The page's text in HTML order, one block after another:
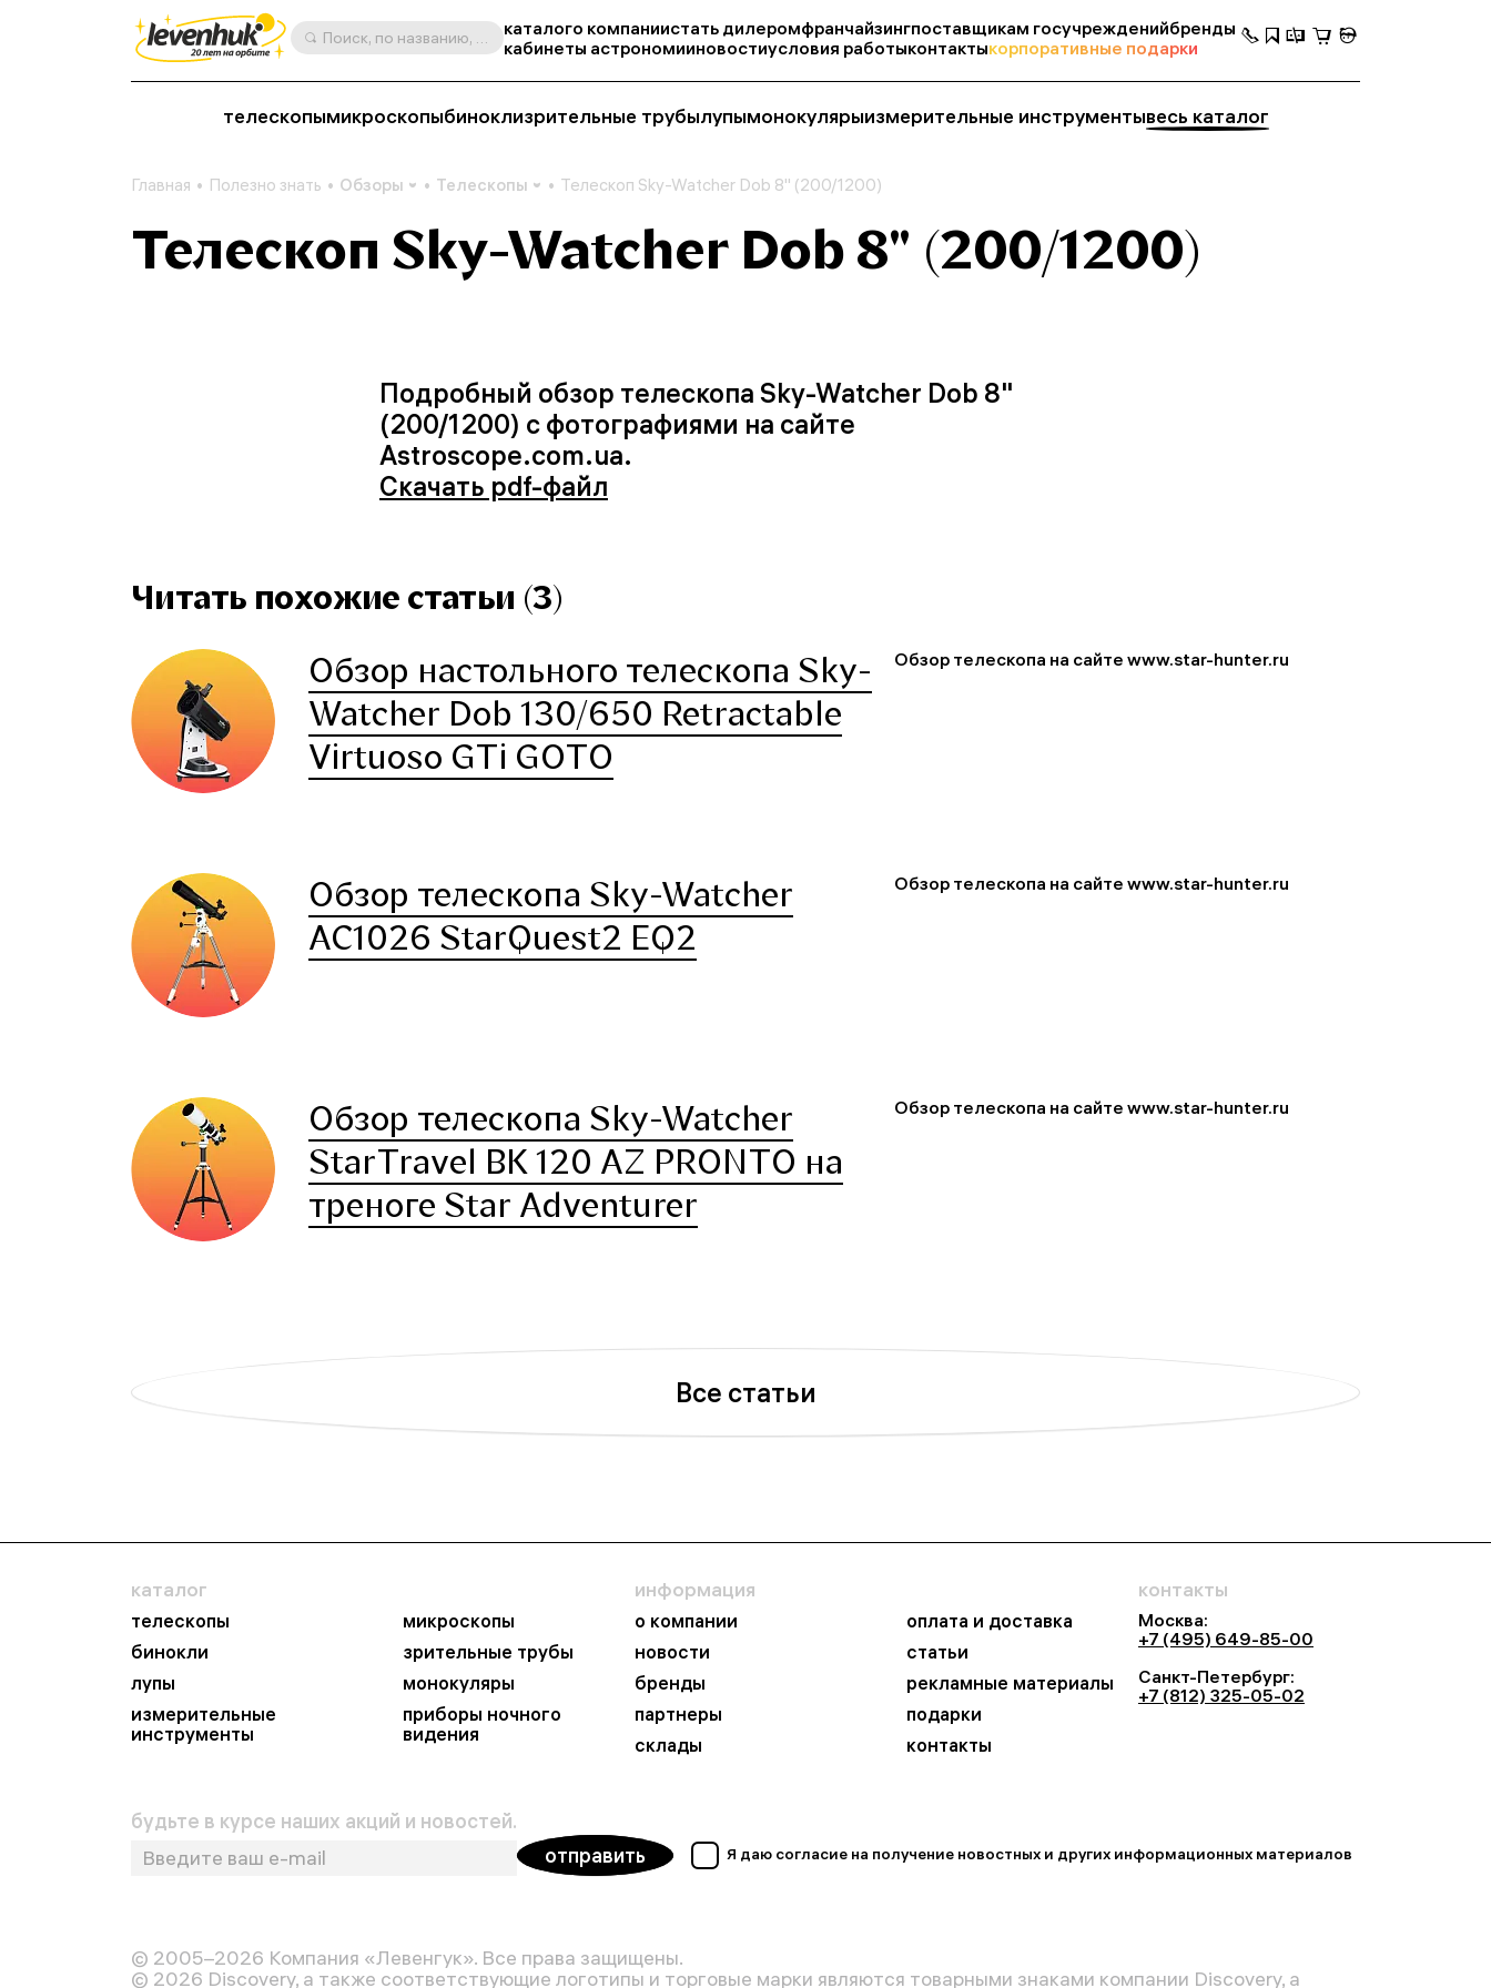
Поиск, по названию, артикулу, категории и др. каталого компаниистать дилеромфранчайзингпоставщикам госучрежденийбренды
кабинеты астрономииновостиусловия работыконтактыкорпоративные подарки
телескопымикроскопыбиноклизрительные трубылупымонокулярыизмерительные инструментывесь каталог
Главная Полезно знать Обзоры Телескопы Телескоп Sky-Watcher Dob 8" (200/1200)
Телескоп Sky-Watcher Dob 8" (200/1200)
Подробный обзор телескопа Sky-Watcher Dob 8"
(200/1200) с фотографиями на сайте
Astroscope.com.ua.
Скачать pdf-файл
Читать похожие статьи (3)
Обзор настольного телескопа Sky-
Watcher Dob 130/650 Retractable
Virtuoso GTi GOTO
Обзор телескопа на сайте www.star-hunter.ru
Обзор телескопа Sky-Watcher
AC1026 StarQuest2 EQ2
Обзор телескопа на сайте www.star-hunter.ru
Обзор телескопа Sky-Watcher
StarTravel BK 120 AZ PRONTO на
треноге Star Adventurer
Обзор телескопа на сайте www.star-hunter.ru
Все статьи
каталог
телескопы
микроскопы
бинокли
зрительные трубы
лупы
монокуляры
измерительные
инструменты
приборы ночного
видения
информация
о компании
оплата и доставка
новости
статьи
бренды
рекламные материалы
партнеры
подарки
склады
контакты
контакты
Москва:
+7 (495) 649-85-00
Санкт-Петербург:
+7 (812) 325-05-02
будьте в курсе наших акций и новостей.
отправить
Я даю согласие на получение новостных и других информационных материалов
© 2005–2026 Компания «Левенгук». Все права защищены.
© 2026 Discovery, а также соответствующие логотипы и торговые марки являются товарными знаками компании Discovery, а